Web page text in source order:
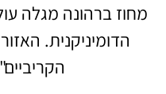
מחוז ברהונה מגלה
הדומיניקנית.